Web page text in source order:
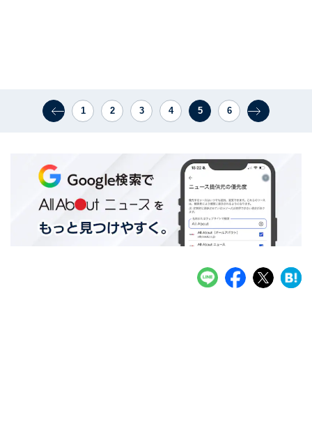
1 2 3 4 5 6